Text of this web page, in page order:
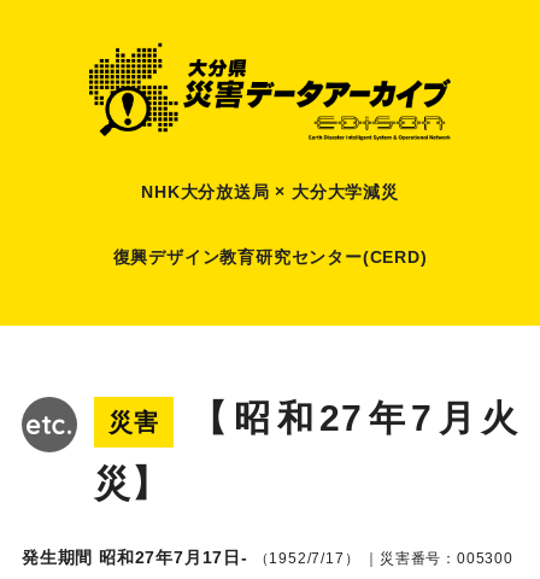
NHK大分放送局 × 大分大学減災
復興デザイン教育研究センター(CERD)
災害
【昭和27年7月火
災】
発生期間 昭和27年7月17日- （1952/7/17）
｜災害番号：005300